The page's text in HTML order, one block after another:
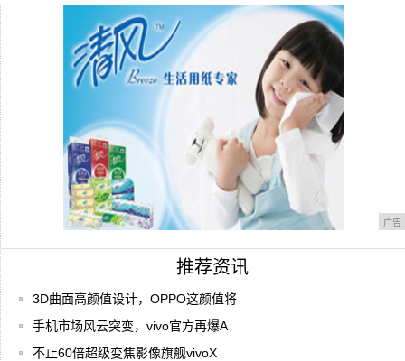
山东东营、日照政府领导高度重视和关怀天
广告
推荐资讯
3D曲面高颜值设计，OPPO这颜值将
手机市场风云突变，vivo官方再爆A
不止60倍超级变焦影像旗舰vivoX